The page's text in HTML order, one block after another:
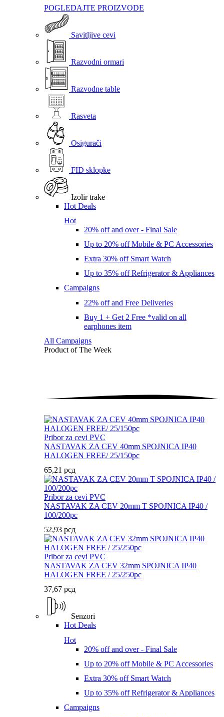
POGLEDAJTE PROIZVODE
Savitljive cevi
Razvodni ormari
Razvodne table
Rasveta
Osigurači
FID sklopke
Izolir trake
Hot Deals
Hot
20% off and over - Final Sale
Up to 20% off Mobile & PC Accessories
Extra 30% off Smart Watch
Up to 35% off Refrigerator & Appliances
Campaigns
22% off and Free Deliveries
Buy 1 + Get 2 Free *valid on all
earphones item
All Campaigns
Product of The Week
Pribor za cevi PVC
NASTAVAK ZA CEV 40mm SPOJNICA IP40
HALOGEN FREE/ 25/150pc
65,21 рсд
Pribor za cevi PVC
NASTAVAK ZA CEV 20mm T SPOJNICA IP40 /
100/200pc
52,93 рсд
Pribor za cevi PVC
NASTAVAK ZA CEV 32mm SPOJNICA IP40
HALOGEN FREE / 25/250pc
37,67 рсд
Senzori
Hot Deals
Hot
20% off and over - Final Sale
Up to 20% off Mobile & PC Accessories
Extra 30% off Smart Watch
Up to 35% off Refrigerator & Appliances
Campaigns